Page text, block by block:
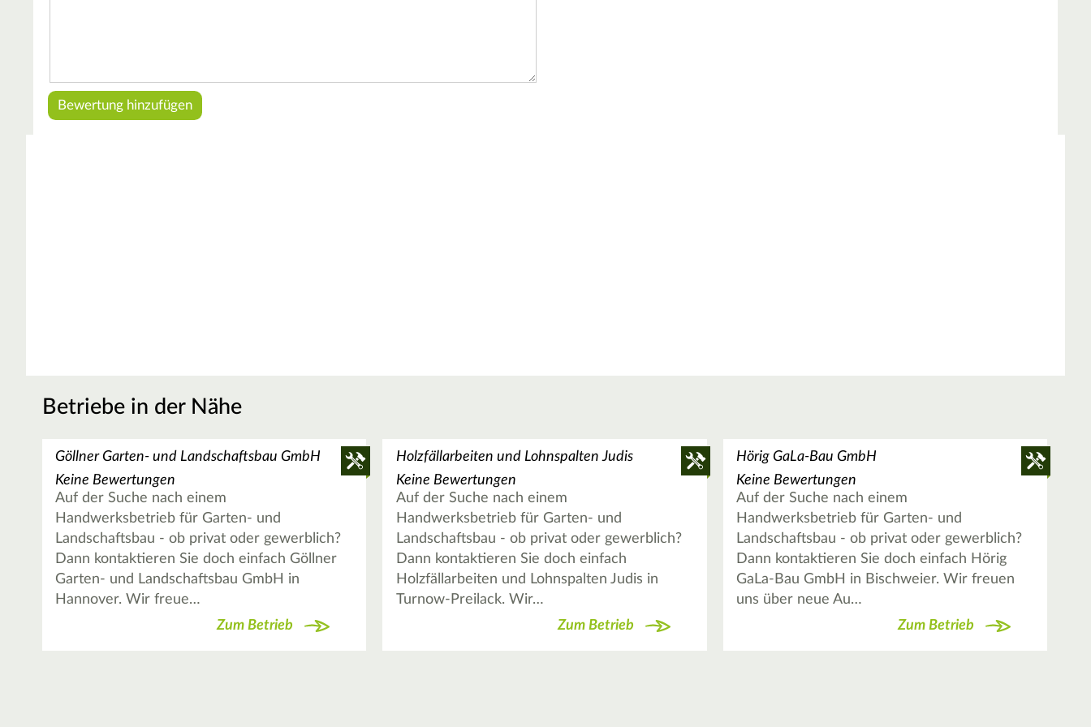
Betriebe in der Nähe
Göllner Garten- und Landschaftsbau GmbH
Keine Bewertungen
Auf der Suche nach einem
Handwerksbetrieb für Garten- und
Landschaftsbau - ob privat oder gewerblich?
Dann kontaktieren Sie doch einfach Göllner
Garten- und Landschaftsbau GmbH in
Hannover. Wir freue…
Zum Betrieb
Holzfällarbeiten und Lohnspalten Judis
Keine Bewertungen
Auf der Suche nach einem
Handwerksbetrieb für Garten- und
Landschaftsbau - ob privat oder gewerblich?
Dann kontaktieren Sie doch einfach
Holzfällarbeiten und Lohnspalten Judis in
Turnow-Preilack. Wir…
Zum Betrieb
Hörig GaLa-Bau GmbH
Keine Bewertungen
Auf der Suche nach einem
Handwerksbetrieb für Garten- und
Landschaftsbau - ob privat oder gewerblich?
Dann kontaktieren Sie doch einfach Hörig
GaLa-Bau GmbH in Bischweier. Wir freuen
uns über neue Au…
Zum Betrieb